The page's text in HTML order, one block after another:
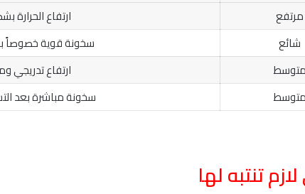
مرتفع
ارتفاع
شائع
سخونة قوية خصوصاً
متوسط
ارتفاع تدريجي
متوسط
سخونة مباشرة بعد
تنتبه لها